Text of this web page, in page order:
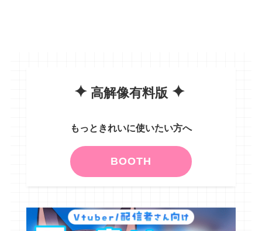
✦高解像有料版 ✦
もっときれいに使いたい方へ
BOOTH